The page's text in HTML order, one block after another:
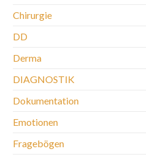
Chirurgie
DD
Derma
DIAGNOSTIK
Dokumentation
Emotionen
Fragebögen